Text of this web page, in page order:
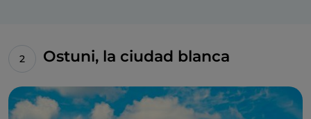
Ostuni, la ciudad blanca